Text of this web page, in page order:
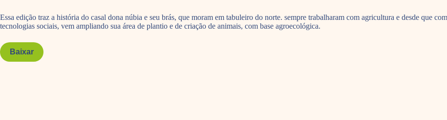
Essa edição traz a história do casal dona núbia e seu brás, que moram em tabuleiro do norte. sempre trabalharam com agricultura e desde que
tecnologias sociais, vem ampliando sua área de plantio e de criação de animais, com base agroecológica.
Baixar